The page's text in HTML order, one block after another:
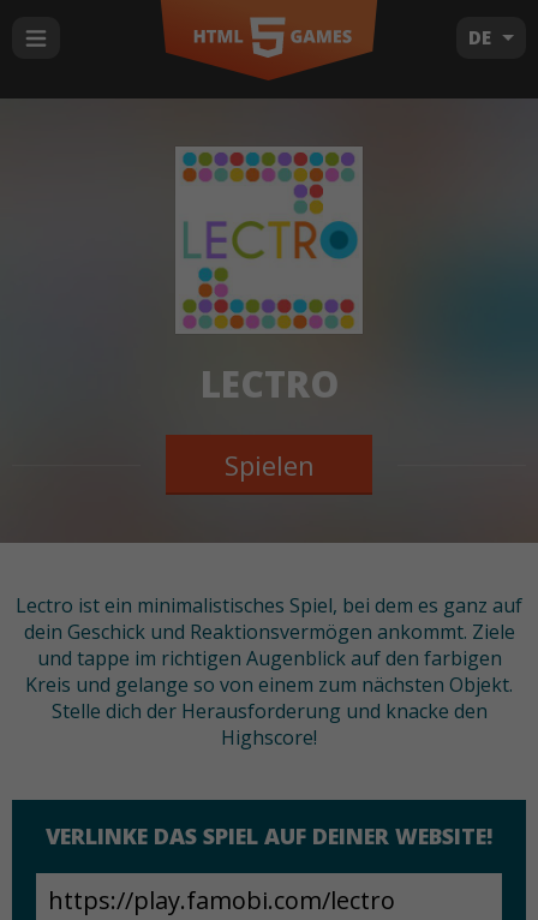
DE
LECTRO
Spielen
Lectro ist ein minimalistisches Spiel, bei dem es ganz auf
dein Geschick und Reaktionsvermögen ankommt. Ziele
und tappe im richtigen Augenblick auf den farbigen
Kreis und gelange so von einem zum nächsten Objekt.
Stelle dich der Herausforderung und knacke den
Highscore!
VERLINKE DAS SPIEL AUF DEINER WEBSITE!